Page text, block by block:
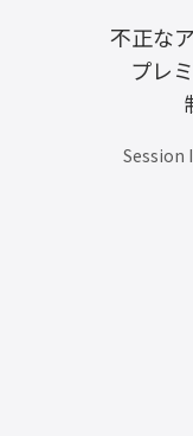
不正な
プレ
Session